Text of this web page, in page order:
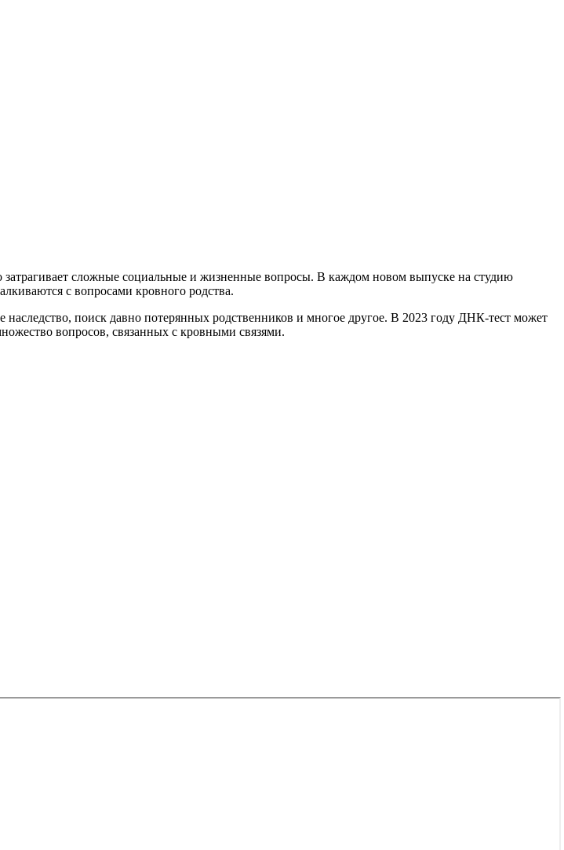
сложные социальные и жизненные вопросы. В каждом новом выпуске на студию
с вопросами кровного родства.
наследство, поиск давно потерянных родственников и многое другое. В 2023 году ДНК-тест может
вопросов, связанных с кровными связями.